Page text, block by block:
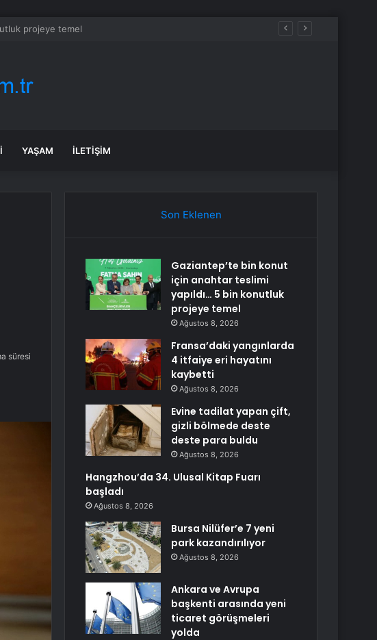
YAŞAM İLETIŞIM
süresi
Son Eklenen
Gaziantep’te bin konut
için anahtar teslimi
yapıldı… 5 bin konutluk
projeye temel
Ağustos 8, 2026
Fransa’daki yangınlarda
4 itfaiye eri hayatını
kaybetti
Ağustos 8, 2026
Evine tadilat yapan çift,
gizli bölmede deste
deste para buldu
Ağustos 8, 2026
Hangzhou’da 34. Ulusal Kitap Fuarı
başladı
Ağustos 8, 2026
Bursa Nilüfer’e 7 yeni
park kazandırılıyor
Ağustos 8, 2026
Ankara ve Avrupa
başkenti arasında yeni
ticaret görüşmeleri
yolda